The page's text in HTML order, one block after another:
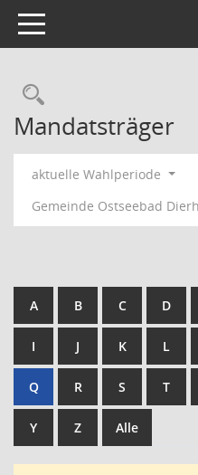
Toggle navigation
Mandatsträger
aktuelle Wahlperiode
Gemeinde Ostseebad
A B C D
I J K L
Q R S T
Y Z Alle